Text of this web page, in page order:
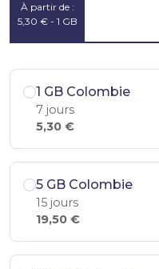
À partir de :
5,30 € - 1 GB
1 GB Colombie
7 jours
5,30 €
5 GB Colombie
15 jours
19,50 €